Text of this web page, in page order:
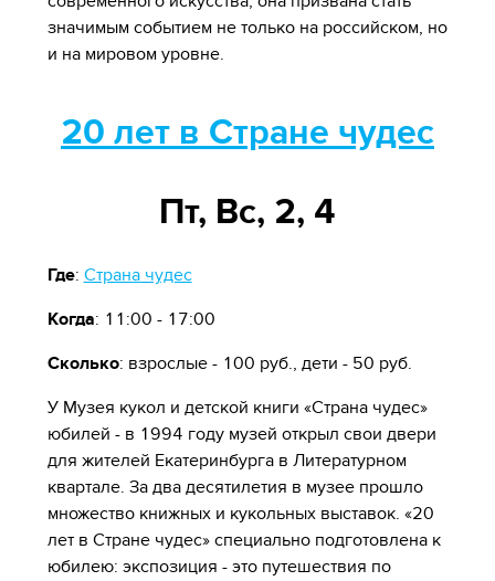
значимым событием не только на российском, но
и на мировом уровне.
20 лет в Стране чудес
Пт, Вс, 2, 4
Где: Страна чудес
Когда: 11:00 - 17:00
Сколько: взрослые - 100 руб., дети - 50 руб.
У Музея кукол и детской книги «Страна чудес»
юбилей - в 1994 году музей открыл свои двери
для жителей Екатеринбурга в Литературном
квартале. За два десятилетия в музее прошло
множество книжных и кукольных выставок. «20
лет в Стране чудес» специально подготовлена к
юбилею: экспозиция - это путешествия по